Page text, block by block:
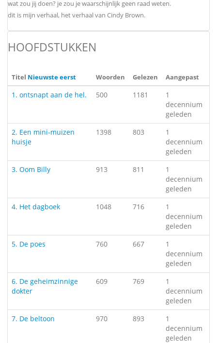
wat zou jij doen? je zou je waarschijnlijk geen raad weten.
dit is mijn verhaal, het verhaal van Cindy Brown.
HOOFDSTUKKEN
Titel Nieuwste eerst Woorden Gelezen Aangepast
1. ontsnapt aan de hel. 500 1181
1
decennium
geleden
2. Een mini-muizen
huisje
1398 803
1
decennium
geleden
3. Oom Billy
913 811
1
decennium
geleden
4. Het dagboek
1048 716
1
decennium
geleden
5. De poes
760 667
1
decennium
geleden
6. De geheimzinnige
dokter
609 769
1
decennium
geleden
7. De beltoon
970 893
1
decennium
geleden